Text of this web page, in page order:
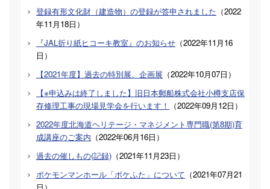
登録有形文化財（建造物）の登録が答申されました （2022
年11月18日 ）
『JAL折り紙ヒコーキ教室』のお知らせ （2022年11月16
日 ）
【2021年度】過去の特別展、企画展 （2022年10月07日 ）
【※申込みは終了しました】旧日本郵船株式会社小樽支店保
存修理工事の現場見学会を行います！
（2022年09月12日 ）
2022年度北海道ヘリテージ・マネジメント専門職(第8期)育
成講座のご案内 （2022年06月16日 ）
過去の催しもの(記録) （2021年11月23日 ）
ポケモンマンホール「ポケふた」について （2021年07月21